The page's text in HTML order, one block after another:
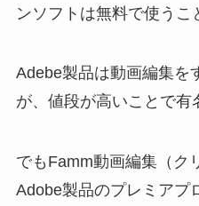
ンソフトは無料で使うこ
Adebe製品は動画編集を
が、値段が高いことで有
でもFamm動画編集（ク
Adobe製品のプレミアプ